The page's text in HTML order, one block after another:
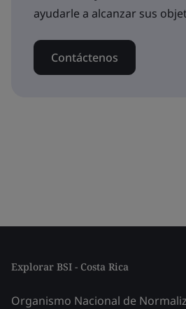
ayudarle a alcanzar sus
Contáctenos
Explorar BSI - Costa Rica
Organismo Nacional de